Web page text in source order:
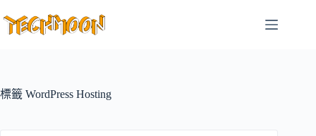
至
容
標籤 WordPress Hosting